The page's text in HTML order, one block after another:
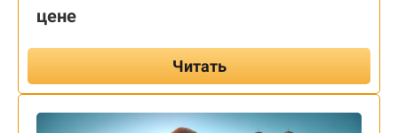
цене
Читать